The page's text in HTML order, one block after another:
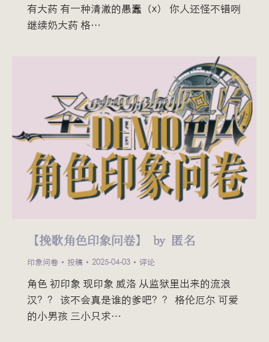
有大药 有一种清澈的愚蠢（x） 你人还怪不错咧
继续奶大药 格…
【挽歌角色印象问卷】 by 匿名
印象问卷 投稿 2025-04-03 评论
角色 初印象 现印象 威洛 从监狱里出来的流浪
汉？？ 该不会真是谁的爹吧？？ 格伦厄尔 可爱
的小男孩 三小只求…